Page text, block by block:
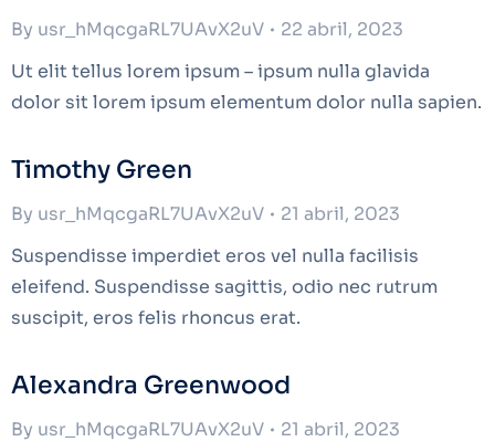
By usr_hMqcgaRL7UAvX2uV
22 abril, 2023
Ut elit tellus lorem ipsum – ipsum nulla glavida
dolor sit lorem ipsum elementum dolor nulla sapien.
Timothy Green
By usr_hMqcgaRL7UAvX2uV
21 abril, 2023
Suspendisse imperdiet eros vel nulla facilisis
eleifend. Suspendisse sagittis, odio nec rutrum
suscipit, eros felis rhoncus erat.
Alexandra Greenwood
By usr_hMqcgaRL7UAvX2uV
21 abril, 2023